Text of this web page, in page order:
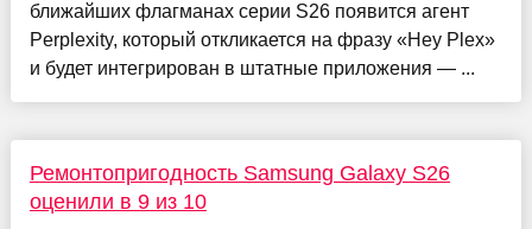
ближайших флагманах серии S26 появится агент
Perplexity, который откликается на фразу «Hey Plex»
и будет интегрирован в штатные приложения — ...
Ремонтопригодность Samsung Galaxy S26
оценили в 9 из 10